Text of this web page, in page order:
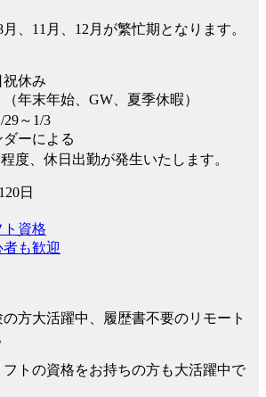
、11月、12月が繁忙期となります。
休み
年末年始、GW、夏季休暇）
～1/3
ーによる
度、休日出勤が発生いたします。
日
ト資格
も歓迎
方大活躍中、履歴書不要のリモート
トの資格をお持ちの方も大活躍中で